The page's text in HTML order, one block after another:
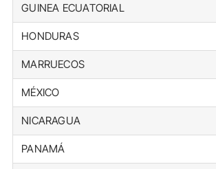
GUINEA ECUATORIAL
HONDURAS
MARRUECOS
MÉXICO
NICARAGUA
PANAMÁ